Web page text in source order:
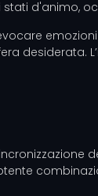
d'animo,
desiderata.